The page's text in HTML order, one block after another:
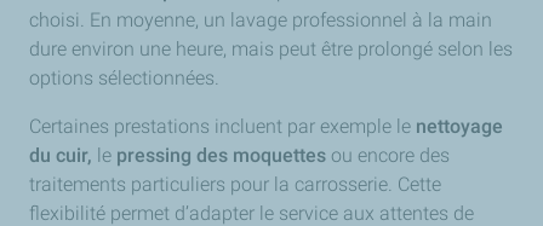
choisi. En moyenne, un lavage professionnel à la main
dure environ une heure, mais peut être prolongé selon les
options sélectionnées.
Certaines prestations incluent par exemple le nettoyage
du cuir, le pressing des moquettes ou encore des
traitements particuliers pour la carrosserie. Cette
flexibilité permet d’adapter le service aux attentes de